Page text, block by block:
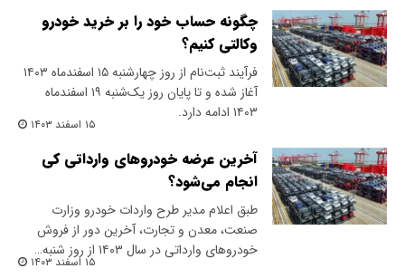
چگونه حساب خود را بر خرید خودرو
وکالتی کنیم؟
فرآیند ثبت‌نام از روز چهارشنبه ۱۵ اسفندماه ۱۴۰۳
آغاز شده و تا پایان روز یک‌شنبه ۱۹ اسفندماه
۱۴۰۳ ادامه دارد.
۱۵ اسفند ۱۴۰۳
آخرین عرضه خودروهای وارداتی کی
انجام می‌شود؟
طبق اعلام مدیر طرح واردات خودرو وزارت
صنعت، معدن و تجارت، آخرین دور از فروش
خودروهای وارداتی در سال ۱۴۰۳ از روز شنبه…
۱۵ اسفند ۱۴۰۳